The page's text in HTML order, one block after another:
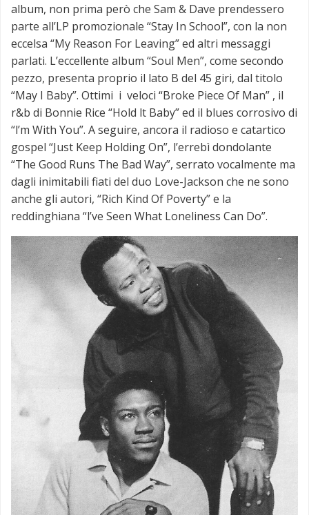
album, non prima però che Sam & Dave prendessero
parte all’LP promozionale “Stay In School”, con la non
eccelsa “My Reason For Leaving” ed altri messaggi
parlati. L’eccellente album “Soul Men”, come secondo
pezzo, presenta proprio il lato B del 45 giri, dal titolo
“May I Baby”. Ottimi i veloci “Broke Piece Of Man” , il
r&b di Bonnie Rice “Hold lt Baby” ed il blues corrosivo di
“l’m With You”. A seguire, ancora il radioso e catartico
gospel “Just Keep Holding On”, l’errebì dondolante
“The Good Runs The Bad Way”, serrato vocalmente ma
dagli inimitabili fiati del duo Love-Jackson che ne sono
anche gli autori, “Rich Kind Of Poverty” e la
reddinghiana “l’ve Seen What Loneliness Can Do”.